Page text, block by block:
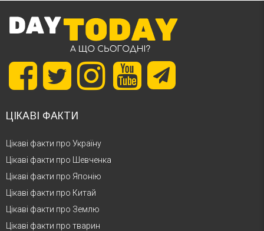
ЦІКАВІ ФАКТИ
Цікаві факти про Україну
Цікаві факти про Шевченка
Цікаві факти про Японію
Цікаві факти про Китай
Цікаві факти про Землю
Цікаві факти про тварин